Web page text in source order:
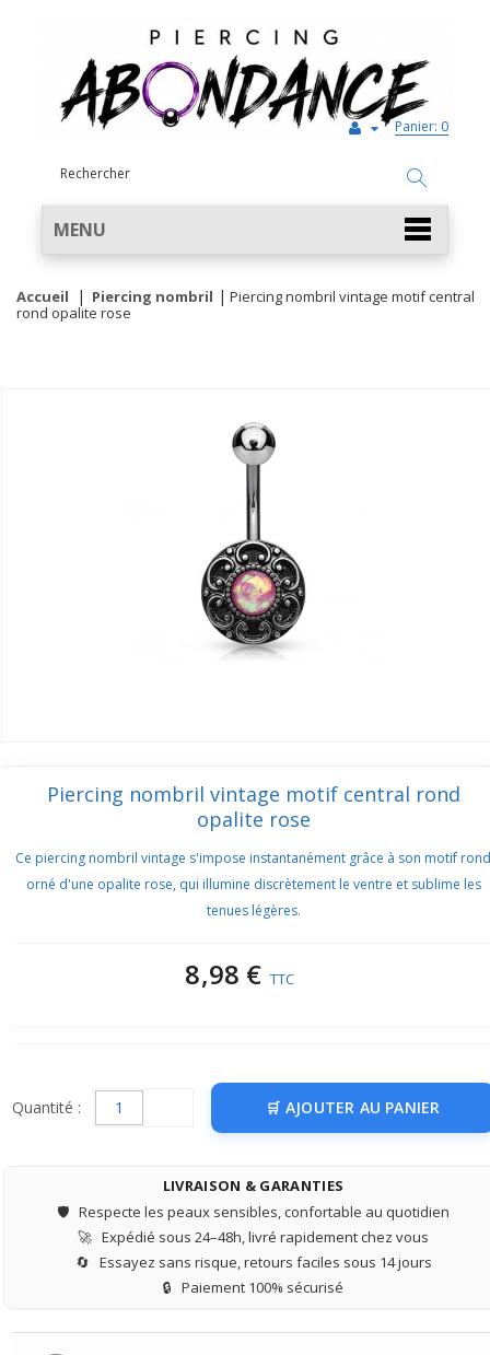
Panier: 0
MENU
Accueil Piercing nombril
Piercing nombril vintage motif central
rond opalite rose
Piercing nombril vintage motif central rond
opalite rose
Ce piercing nombril vintage s'impose instantanément grâce à son motif rond
orné d'une opalite rose, qui illumine discrètement le ventre et sublime les
tenues légères.
8,98 € TTC
Quantité : AJOUTER AU PANIER
LIVRAISON & GARANTIES
🛡️ Respecte les peaux sensibles, confortable au quotidien
🚀 Expédié sous 24–48h, livré rapidement chez vous
🔄 Essayez sans risque, retours faciles sous 14 jours
🔒 Paiement 100% sécurisé